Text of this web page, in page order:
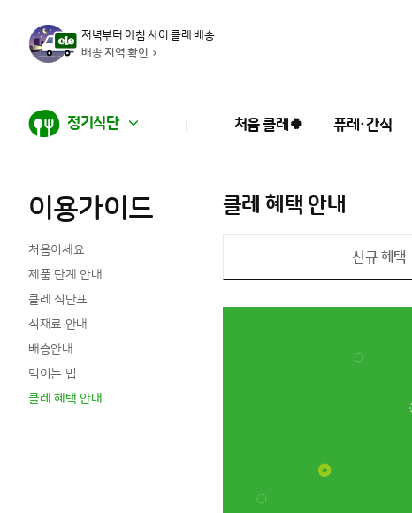
저녁부터 아침 사이 클레 배송
배송 지역 확인
정기식단 처음 클레🍀 퓨레·간식
이용가이드
처음이세요
제품 단계 안내
클레 식단표
식재료 안내
배송안내
먹이는 법
클레 혜택 안내
클레 혜택 안내
신규 혜택